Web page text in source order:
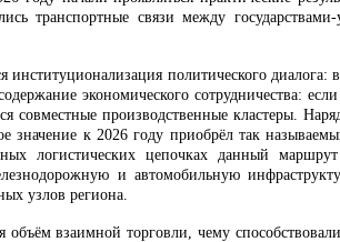
транспортные связи между
политического диалога:
экономического сотрудничества: если
производственные кластеры.
значение к 2026 году приобрёл так
логистических цепочках данный маршрут
и автомобильную
узлов региона.
взаимной торговли, чему